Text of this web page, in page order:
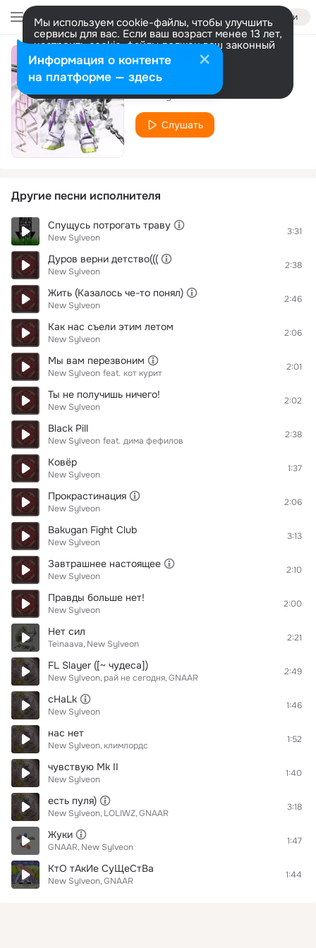
Войти
Мы используем cookie-файлы, чтобы улучшить
сервисы для вас. Если ваш возраст менее 13 лет,
настроить cookie-файлы должен ваш законный
представитель. Больше информации
Разрешить все Настроить
Beliy Свет
New Sylveon
Слушать
Другие песни исполнителя
Спущусь потрогать траву
New Sylveon
3:31
Дуров верни детство(((
New Sylveon
2:38
Жить (Казалось че-то понял)
New Sylveon
2:46
Как нас съели этим летом
New Sylveon
2:06
Мы вам перезвоним
New Sylveon feat. кот курит
2:01
Ты не получишь ничего!
New Sylveon
2:02
Black Pill
New Sylveon feat. дима фефилов
2:38
Ковёр
New Sylveon
1:37
Прокрастинация
New Sylveon
2:06
Bakugan Fight Club
New Sylveon
3:13
Завтрашнее настоящее
New Sylveon
2:10
Правды больше нет!
New Sylveon
2:00
Нет сил
Teinaava New Sylveon
2:21
FL Slayer ([~ чудеса])
New Sylveon рай не сегодня GNAAR
2:49
cHaLk
New Sylveon
1:46
нас нет
New Sylveon климлордс
1:52
чувствую Mk II
New Sylveon
1:40
есть пуля)
New Sylveon LOLIWZ GNAAR
3:18
Жуки
GNAAR New Sylveon
1:47
КтО тАкИе СуЩеСтВа
New Sylveon GNAAR
1:44
Информация о контенте
на платформе — здесь